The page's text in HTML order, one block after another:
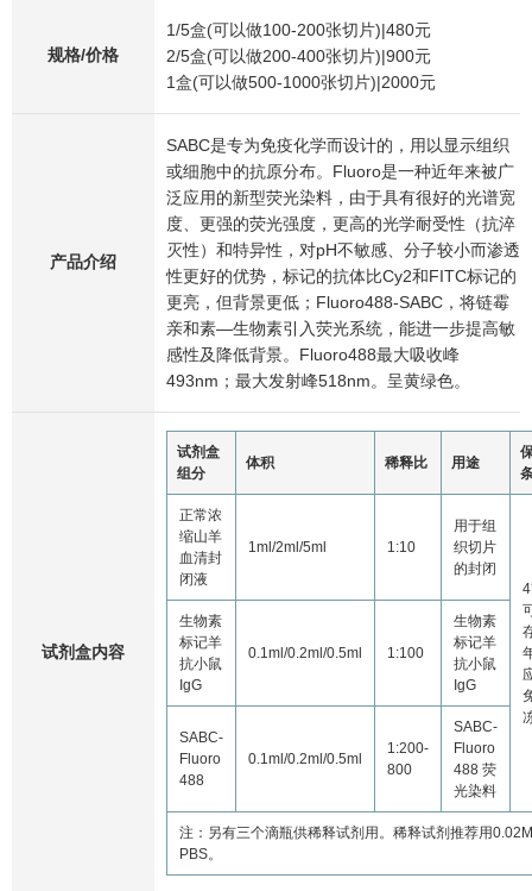
规格/价格
1/5盒(可以做100-200张切片)|480元
2/5盒(可以做200-400张切片)|900元
1盒(可以做500-1000张切片)|2000元
产品介绍
SABC是专为免疫化学而设计的，用以显示组织
或细胞中的抗原分布。Fluoro是一种近年来被广
泛应用的新型荧光染料，由于具有很好的光谱宽
度、更强的荧光强度，更高的光学耐受性（抗淬
灭性）和特异性，对pH不敏感、分子较小而渗透
性更好的优势，标记的抗体比Cy2和FITC标记的
更亮，但背景更低；Fluoro488-SABC，将链霉
亲和素—生物素引入荧光系统，能进一步提高敏
感性及降低背景。Fluoro488最大吸收峰
493nm；最大发射峰518nm。呈黄绿色。
试剂盒内容
试剂盒
组分
体积 稀释比 用途
正常浓
缩山羊
血清封
闭液
1ml/2ml/5ml 1:10
用于组
织切片
的封闭
生物素
标记羊
抗小鼠
IgG
0.1ml/0.2ml/0.5ml 1:100
生物素
标记羊
抗小鼠
IgG
SABC-
Fluoro
488
0.1ml/0.2ml/0.5ml
1:200-
800
SABC-
Fluoro
488 荧
光染料
注：另有三个滴瓶供稀释试剂用。稀释试剂推荐用0.02M
PBS。